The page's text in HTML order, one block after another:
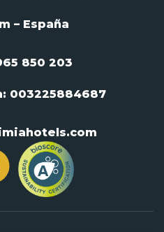
– España
850 203
003225884687